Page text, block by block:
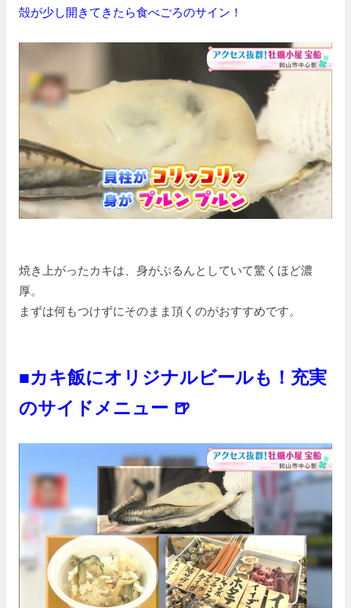
殻が少し開きてきたら食べごろのサイン！
焼き上がったカキは、身がぷるんとしていて驚くほど濃
厚。
まずは何もつけずにそのまま頂くのがおすすめです。
■カキ飯にオリジナルビールも！充実
のサイドメニュー 🍺